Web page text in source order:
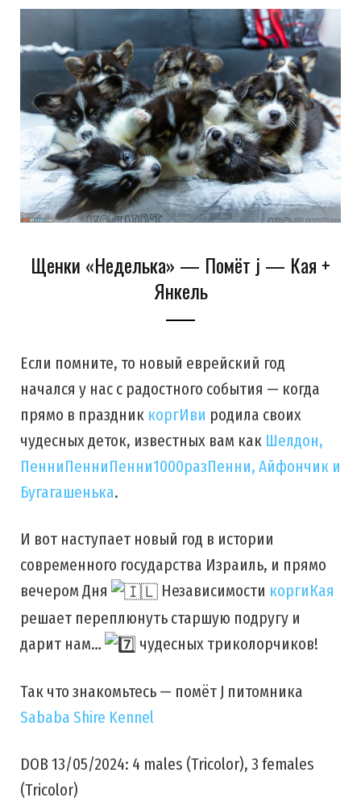
c
e
b
o
o
k
s
t
a
g
r
a
u
T
u
b
e
S T
w
i
t
t
e
n
t
e
r
e
s
Щенки «Неделька» — Помёт j — Кая +
Янкель
Если помните, то новый еврейский год
начался у нас с радостного события — когда
прямо в праздник коргИви родила своих
чудесных деток, известных вам как Шелдон,
ПенниПенниПенни1000разПенни, Айфончик и
Бугагашенька.
И вот наступает новый год в истории
современного государства Израиль, и прямо
вечером Дня
Независимости коргиКая
решает переплюнуть старшую подругу и
дарит нам…
чудесных триколорчиков!
Так что знакомьтесь — помёт J питомника
Sababa Shire Kennel
DOB 13/05/2024: 4 males (Tricolor), 3 females
(Tricolor)